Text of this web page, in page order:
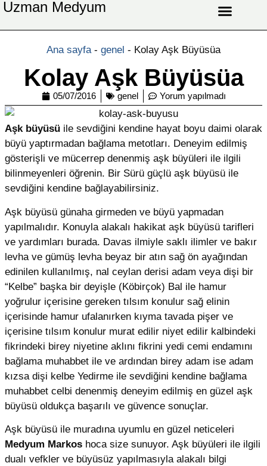
Uzman Medyum
Ana sayfa- genel - Kolay Aşk Büyüsüa
Kolay Aşk Büyüsüa
05/07/2016 genel Yorum yapılmadı
Aşk büyüsü ile sevdiğini kendine hayat boyu daimi olarak
büyü yaptırmadan bağlama metotları. Deneyim edilmiş
gösterişli ve mücerrep denenmiş aşk büyüleri ile ilgili
bilinmeyenleri öğrenin. Bir Sürü güçlü aşk büyüsü ile
sevdiğini kendine bağlayabilirsiniz.
Aşk büyüsü günaha girmeden ve büyü yapmadan
yapılmalıdır. Konuyla alakalı hakikat aşk büyüsü tarifleri
ve yardımları burada. Davas ilmiyle saklı ilimler ve bakır
levha ve gümüş levha beyaz bir atın sağ ön ayağından
edinilen kullanılmış, nal ceylan derisi adam veya dişi bir
“Kelbe” başka bir deyişle (Köbirçok) Bal ile hamur
yoğrulur içerisine gereken tılsım konulur sağ elinin
içerisinde hamur ufalanırken kıyma tavada pişer ve
içerisine tılsım konulur murat edilir niyet edilir kalbindeki
fikrindeki birey niyetine aklını fikrini yedi cemi endamını
bağlama muhabbet ile ve ardından birey adam ise adam
kızsa dişi kelbe Yedirme ile sevdiğini kendine bağlama
muhabbet celbi denenmiş deneyim edilmiş en güzel aşk
büyüsü oldukça başarılı ve güvence sonuçlar.
Aşk büyüsü ile muradına uyumlu en güzel neticeleri
Medyum Markos hoca size sunuyor. Aşk büyüleri ile ilgili
dualı vefkler ve büyüsüz yapılmasıyla alakalı bilgi